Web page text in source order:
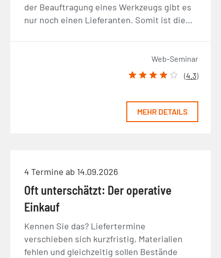
der Beauftragung eines Werkzeugs gibt es
nur noch einen Lieferanten. Somit ist die…
Web-Seminar
(4.3)
MEHR DETAILS
4 Termine ab 14.09.2026
Oft unterschätzt: Der operative
Einkauf
Kennen Sie das? Liefertermine
verschieben sich kurzfristig, Materialien
fehlen und gleichzeitig sollen Bestände